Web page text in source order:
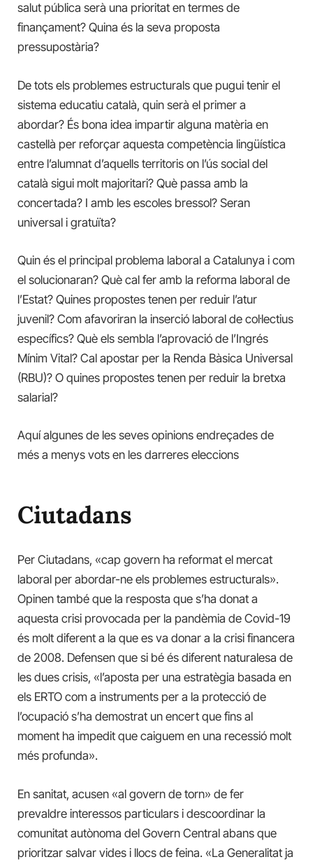
salut pública serà una prioritat en termes de
finançament? Quina és la seva proposta
pressupostària?
De tots els problemes estructurals que pugui tenir el
sistema educatiu català, quin serà el primer a
abordar? És bona idea impartir alguna matèria en
castellà per reforçar aquesta competència lingüística
entre l’alumnat d’aquells territoris on l’ús social del
català sigui molt majoritari? Què passa amb la
concertada? I amb les escoles bressol? Seran
universal i gratuïta?
Quin és el principal problema laboral a Catalunya i com
el solucionaran? Què cal fer amb la reforma laboral de
l’Estat? Quines propostes tenen per reduir l’atur
juvenil? Com afavoriran la inserció laboral de col·lectius
específics? Què els sembla l’aprovació de l’Ingrés
Mínim Vital? Cal apostar per la Renda Bàsica Universal
(RBU)? O quines propostes tenen per reduir la bretxa
salarial?
Aquí algunes de les seves opinions endreçades de
més a menys vots en les darreres eleccions
Ciutadans
Per Ciutadans, «cap govern ha reformat el mercat
laboral per abordar-ne els problemes estructurals».
Opinen també que la resposta que s’ha donat a
aquesta crisi provocada per la pandèmia de Covid-19
és molt diferent a la que es va donar a la crisi financera
de 2008. Defensen que si bé és diferent naturalesa de
les dues crisis, «l’aposta per una estratègia basada en
els ERTO com a instruments per a la protecció de
l’ocupació s’ha demostrat un encert que fins al
moment ha impedit que caiguem en una recessió molt
més profunda».
En sanitat, acusen «al govern de torn» de fer
prevaldre interessos particulars i descoordinar la
comunitat autònoma del Govern Central abans que
prioritzar salvar vides i llocs de feina. «La Generalitat ja